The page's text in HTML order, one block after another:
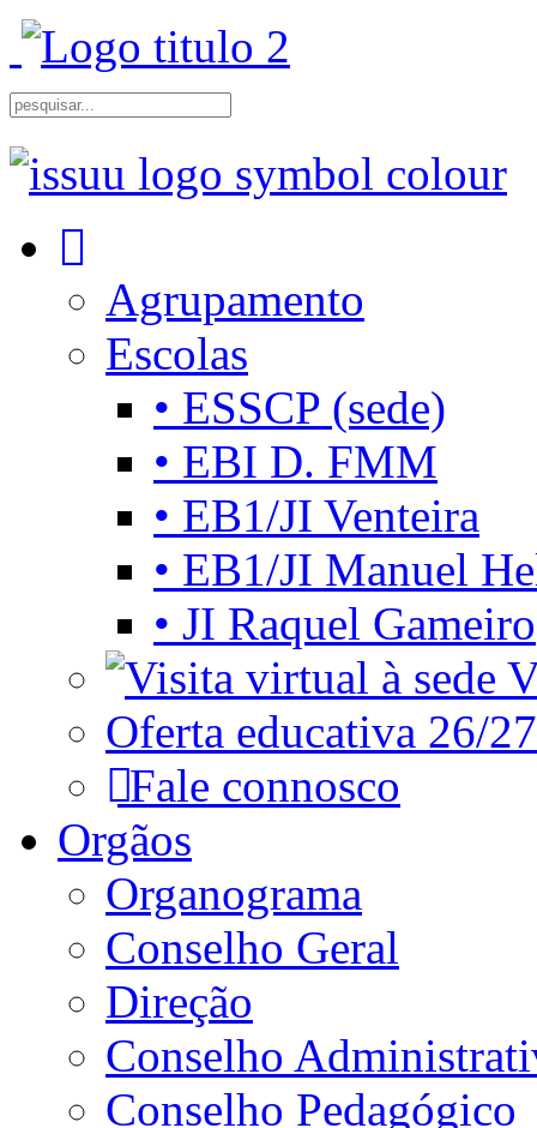
Agrupamento
Escolas
• ESSCP (sede)
• EBI D. FMM
• EB1/JI Venteira
• EB1/JI Manuel
• JI Raquel Gameiro
Oferta educativa 26/27
Fale connosco
Orgãos
Organograma
Conselho Geral
Direção
Conselho
Conselho Pedagógico